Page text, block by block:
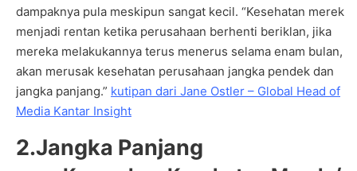
dampaknya pula meskipun sangat kecil. “Kesehatan merek
menjadi rentan ketika perusahaan berhenti beriklan, jika
mereka melakukannya terus menerus selama enam bulan,
akan merusak kesehatan perusahaan jangka pendek dan
jangka panjang.” kutipan dari Jane Ostler – Global Head of
Media Kantar Insight
2.Jangka Panjang